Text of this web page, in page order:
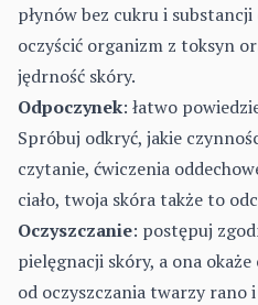
płynów bez cukru i
oczyścić organizm z toksyn
jędrność skóry.
Odpoczynek: łatwo
Spróbuj odkryć, jakie
czytanie, ćwiczenia
ciało, twoja skóra także to
Oczyszczanie: postępuj
pielęgnacji skóry, a ona
od oczyszczania twarzy rano